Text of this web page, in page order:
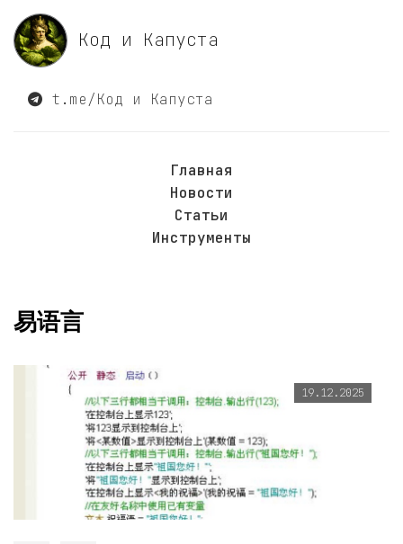
Код и Капуста
t.me/Код и Капуста
Главная
Новости
Статьи
Инструменты
易语言
19.12.2025